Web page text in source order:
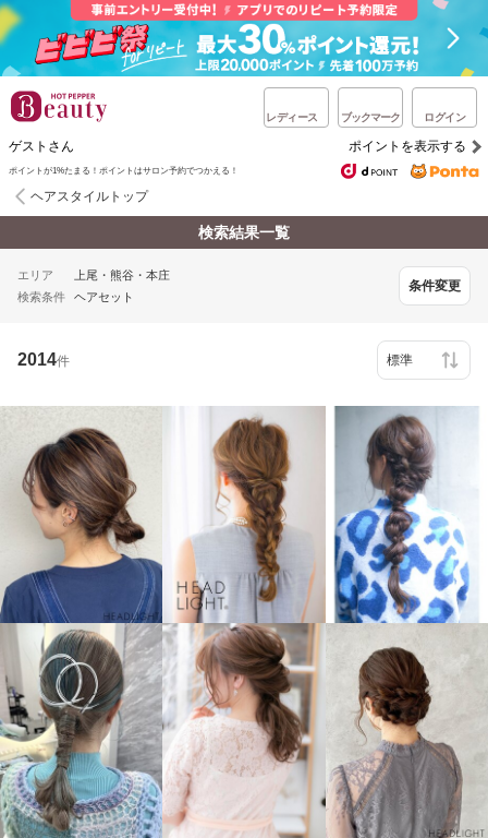
レディース ブックマーク ログイン
ゲストさん ポイントを表示する
ポイントが1%たまる！ポイントはサロン予約でつかえる！
ヘアスタイルトップ
検索結果一覧
エリア
上尾・熊谷・本庄
検索条件
ヘアセット
条件変更
2014件